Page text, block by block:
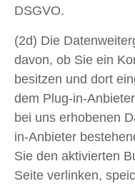
DSGVO.
(2d) Die
davon, ob Sie ein
besitzen und dort
dem Plug-in-
bei uns erhobenen
in-Anbieter
Sie den aktivierten
Seite verlinken,